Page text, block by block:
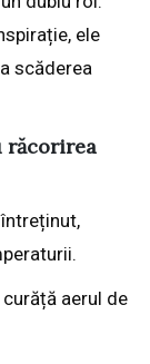
ele
scăderea
răcorirea
aerul de